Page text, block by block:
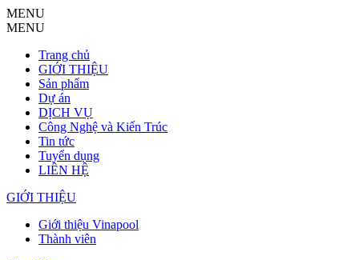
MENU
MENU
Trang chủ
GIỚI THIỆU
Sản phẩm
Dự án
DỊCH VỤ
Công Nghệ và Kiến Trúc
Tin tức
Tuyển dụng
LIÊN HỆ
GIỚI THIỆU
Giới thiệu Vinapool
Thành viên